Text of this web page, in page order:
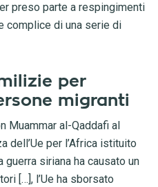
preso parte a respingimenti
complice di una serie di
per
migranti
Muammar al-Qaddafi al
dell’Ue per l’Africa istituito
siriana ha causato un
[…], l’Ue ha sborsato